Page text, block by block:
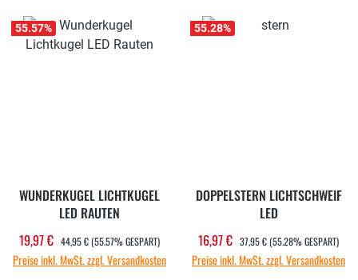
55.57%
WUNDERKUGEL LICHTKUGEL
LED RAUTEN
Verkaufspreis:
19,97 € REGULÄRER PREIS:
44,95 €(55.57% GESPART)
Preise inkl. MwSt. zzgl. Versandkosten
55.28%
DOPPELSTERN LICHTSCHWEIF
LED
Verkaufspreis:
16,97 € REGULÄRER PREIS:
37,95 €(55.28% GESPART)
Preise inkl. MwSt. zzgl. Versandkosten